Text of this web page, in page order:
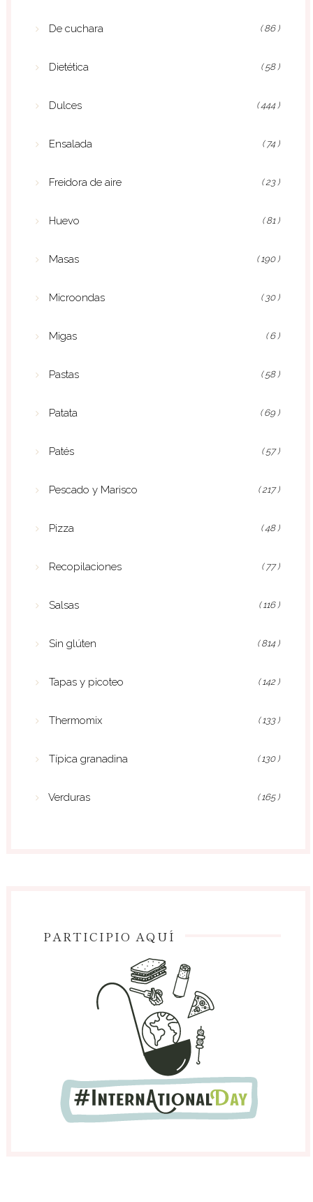
De cuchara ( 86 )
Dietética ( 58 )
Dulces ( 444 )
Ensalada ( 74 )
Freidora de aire ( 23 )
Huevo ( 81 )
Masas ( 190 )
Microondas ( 30 )
Migas ( 6 )
Pastas ( 58 )
Patata ( 69 )
Patés ( 57 )
Pescado y Marisco ( 217 )
Pizza ( 48 )
Recopilaciones ( 77 )
Salsas ( 116 )
Sin glúten ( 814 )
Tapas y picoteo ( 142 )
Thermomix ( 133 )
Típica granadina ( 130 )
Verduras ( 165 )
PARTICIPIO AQUÍ